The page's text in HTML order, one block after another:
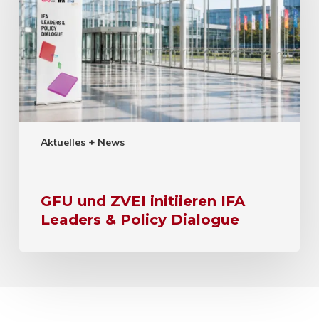
Aktuelles + News
GFU und ZVEI initiieren IFA
Leaders & Policy Dialogue